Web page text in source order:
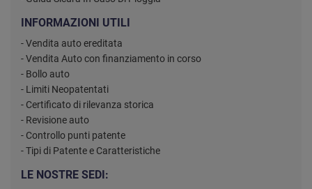
INFORMAZIONI UTILI
- Vendita auto ereditata
- Vendita Auto con finanziamento in corso
- Bollo auto
- Limiti Neopatentati
- Certificato di rilevanza storica
- Revisione auto
- Controllo punti patente
- Tipi di Patente e Caratteristiche
LE NOSTRE SEDI: